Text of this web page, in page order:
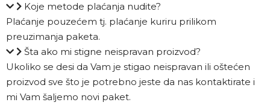
Koje metode plaćanja nudite?
Plaćanje pouzećem tj. plaćanje kuriru prilikom
preuzimanja paketa.
Šta ako mi stigne neispravan proizvod?
Ukoliko se desi da Vam je stigao neispravan ili oštećen
proizvod sve što je potrebno jeste da nas kontaktirate i
mi Vam šaljemo novi paket.